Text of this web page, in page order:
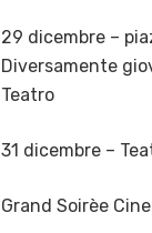
29 dicembre –
Diversamente
Teatro
31 dicembre –
Grand Soirèe